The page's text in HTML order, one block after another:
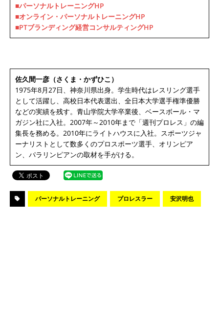
■パーソナルトレーニングHP
■オンライン・パーソナルトレーニングHP
■PTブランディング経営コンサルティングHP
佐久間一彦（さくま・かずひこ）
1975年8月27日、神奈川県出身。学生時代はレスリング選手
として活躍し、高校日本代表選出、全日本大学選手権準優勝
などの実績を残す。青山学院大学卒業後、ベースボール・マ
ガジン社に入社。2007年～2010年まで「週刊プロレス」の編
集長を務める。2010年にライトハウスに入社。スポーツジャ
ーナリストとして数多くのプロスポーツ選手、オリンピア
ン、パラリンピアンの取材を手がける。
パーソナルトレーニング プロレスラー 安沢明也